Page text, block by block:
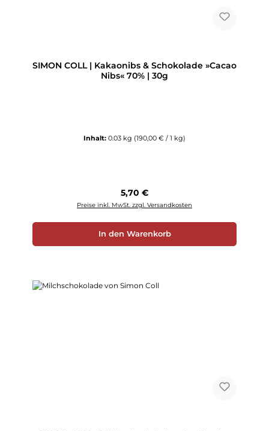
SIMON COLL | Kakaonibs & Schokolade »Cacao
Nibs« 70% | 30g
Inhalt: 0.03 kg (190,00 € / 1 kg)
Regulärer Preis:
5,70 €
Preise inkl. MwSt. zzgl. Versandkosten
In den Warenkorb